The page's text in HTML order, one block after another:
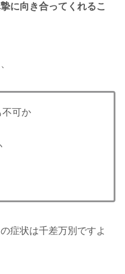
に向き合ってくれるこ
不可か
症状は千差万別ですよ